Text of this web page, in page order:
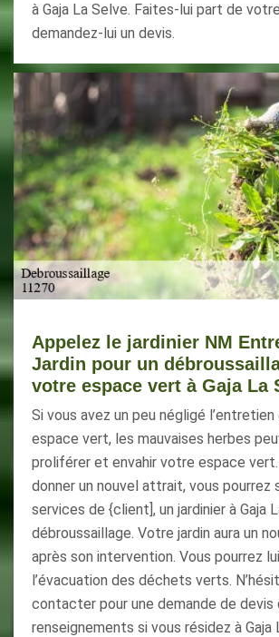
à Gaja La Selve. Faites-lui part de
demandez-lui un devis.
Appelez le jardinier NM
Jardin pour un
votre espace vert à Gaja La
Si vous avez un peu négligé
espace vert, les mauvaises herbes
proliférer et envahir votre espace
donner un nouvel attrait, vous pourrez
services de {client], un jardinier à Gaja
débroussaillage. Votre jardin aura un
après son intervention. Vous pourrez
l’évacuation des déchets verts.
contacter pour une demande de devis
renseignements si vous résidez à Gaja